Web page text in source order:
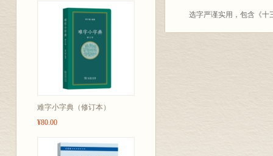
难字小字典（修订本）
¥80.00
选字严谨实用，包含《十